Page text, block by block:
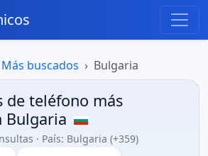
Más buscados Bulgaria
de teléfono más
Bulgaria
· País: Bulgaria (+359)